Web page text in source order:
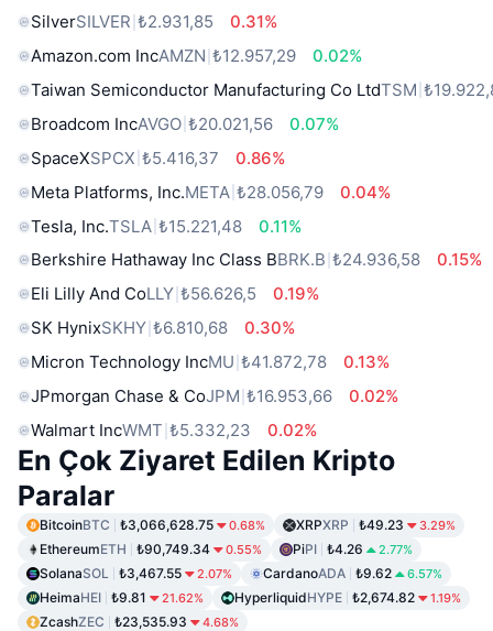
SilverSILVER ₺2.931,85
0.31%
Amazon.com IncAMZN ₺12.957,29
0.02%
Taiwan Semiconductor Manufacturing Co LtdTSM
Broadcom IncAVGO ₺20.021,56
0.07%
SpaceXSPCX ₺5.416,37
0.86%
Meta Platforms, Inc.META ₺28.056,79
0.04%
Tesla, Inc.TSLA ₺15.221,48
0.11%
Berkshire Hathaway Inc Class BBRK.B ₺24.936,58
0.15%
Eli Lilly And CoLLY ₺56.626,5
0.19%
SK HynixSKHY ₺6.810,68
0.30%
Micron Technology IncMU ₺41.872,78
0.13%
JPmorgan Chase & CoJPM ₺16.953,66
0.02%
Walmart IncWMT ₺5.332,23 0.02%
En Çok Ziyaret Edilen Kripto
Paralar
BitcoinBTC ₺3,066,628.75 0.68% XRPXRP ₺49.23 3.29%
EthereumETH ₺90,749.34 0.55% PiPI ₺4.26 2.77%
SolanaSOL ₺3,467.55 2.07% CardanoADA ₺9.62 6.57%
HeimaHEI ₺9.81 21.62% HyperliquidHYPE ₺2,674.82 1.19%
ZcashZEC ₺23,535.93 4.68%